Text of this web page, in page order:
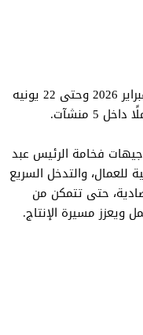
أشار الاجتماع إلى أن قيمة الإعانات المنصرفة خلال الفترة من 1 فبراير 2026 وحتى 22 يونيه
فخامة الرئيس عبد
للعمال، والتدخل السريع
حتى تتمكن من
ويعزز مسيرة الإنتاج.